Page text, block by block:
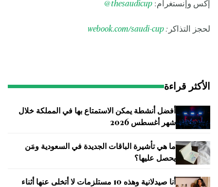
إكس وإنستغرام: thesaudicup
@
لحجز التذاكر :
webook.com/saudi-cup
الأكثر قراءة
أفضل أنشطة يمكن الاستمتاع بها في المملكة خلال
شهر أغسطس 2026
ما هي تأشيرة الباقات الجديدة في السعودية ومَن
يحصل عليها؟
أنا صيدلانية وهذه 10 مستلزمات لا أتخلى عنها أثناء